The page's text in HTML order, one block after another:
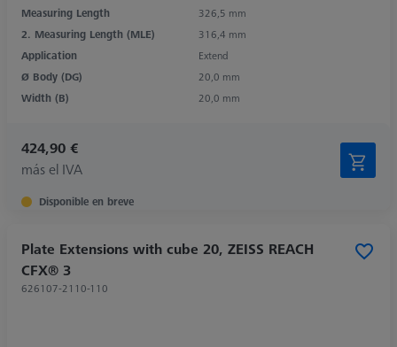
Measuring Length
326,5 mm
2. Measuring Length (MLE)
316,4 mm
Application
Extend
Ø Body (DG)
20,0 mm
Width (B)
20,0 mm
424,90 €
más el IVA
Disponible en breve
Plate Extensions with cube 20, ZEISS REACH
CFX® 3
626107-2110-110